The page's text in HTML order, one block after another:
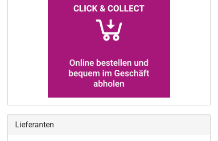
Lieferanten